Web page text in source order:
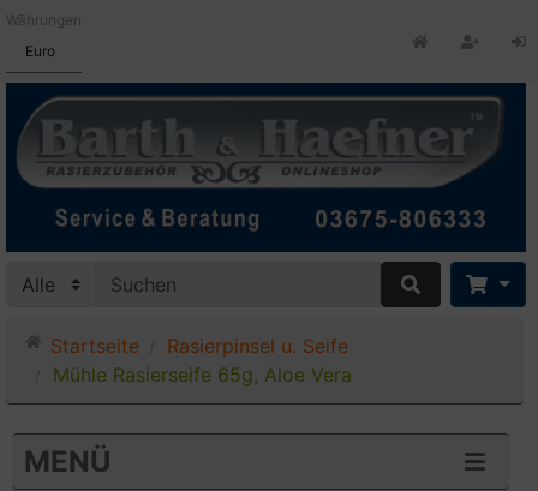
Währungen
Euro
Startseite
Rasierpinsel u. Seife
Mühle Rasierseife 65g, Aloe Vera
MENÜ